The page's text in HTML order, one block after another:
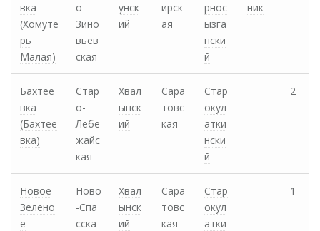
вка
(Хомуте
рь
Малая)
о-
Зино
вьев
ская
унск
ий
ирск
ая
рнос
ызга
нски
й
ник
Бахтее
вка
(Бахтее
вка)
Стар
о-
Лебе
жайс
кая
Хвал
ынск
ий
Сара
товс
кая
Стар
окул
атки
нски
й
2
Новое
Зелено
е
Ново
-Спа
сска
Хвал
ынск
ий
Сара
товс
кая
Стар
окул
атки
1